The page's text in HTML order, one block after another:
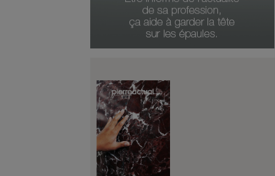
Genre Du Produit
Durée D'abonnement